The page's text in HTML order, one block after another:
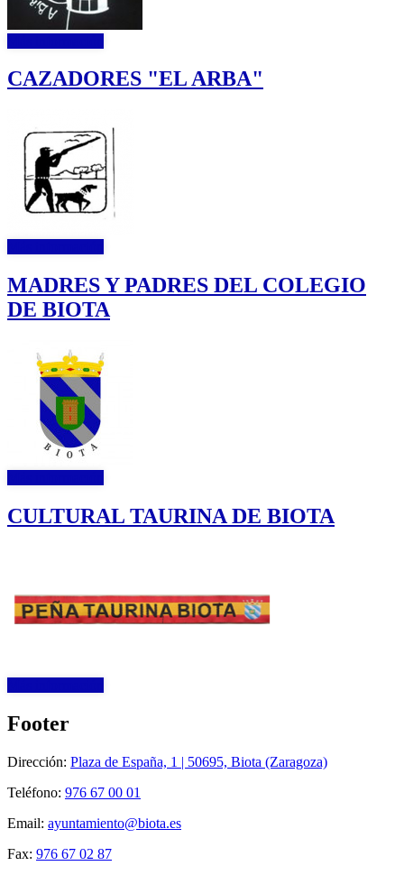
CAZADORES "EL ARBA"
MADRES Y PADRES DEL COLEGIO
DE BIOTA
CULTURAL TAURINA DE BIOTA
Footer
Dirección: Plaza de España, 1 | 50695, Biota (Zaragoza)
Teléfono: 976 67 00 01
Email: ayuntamiento@biota.es
Fax: 976 67 02 87